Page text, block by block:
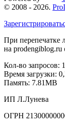
© 2008 - 2026.
При перепечатке
на prodengiblog.ru
Кол-во запросов:
Время загрузки:
Память: 7.81MB
ИП Л.Лунева
ОГРН